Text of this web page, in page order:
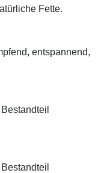
Fette.
entspannend,